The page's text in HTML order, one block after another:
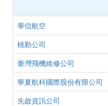
華信航空
桃勤公司
臺灣飛機維修公司
華夏航科國際股份有限公司
先啟資訊公司